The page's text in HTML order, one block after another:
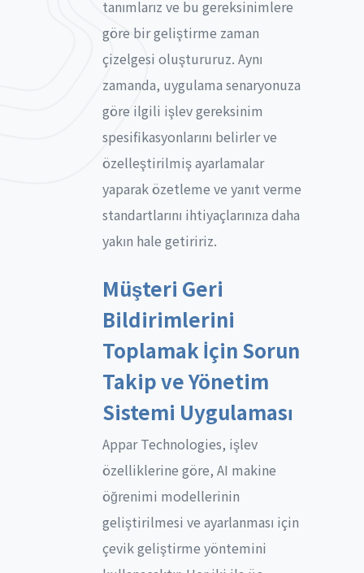
tanımlarız ve bu gereksinimlere
göre bir geliştirme zaman
çizelgesi oluştururuz. Aynı
zamanda, uygulama senaryonuza
göre ilgili işlev gereksinim
spesifikasyonlarını belirler ve
özelleştirilmiş ayarlamalar
yaparak özetleme ve yanıt verme
standartlarını ihtiyaçlarınıza daha
yakın hale getiririz.
Müşteri Geri
Bildirimlerini
Toplamak İçin Sorun
Takip ve Yönetim
Sistemi Uygulaması
Appar Technologies, işlev
özelliklerine göre, AI makine
öğrenimi modellerinin
geliştirilmesi ve ayarlanması için
çevik geliştirme yöntemini